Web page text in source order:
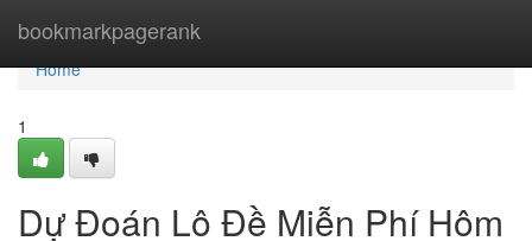
bookmarkpagerank
Home
Home
1
Dự Đoán Lô Đề Miễn Phí Hôm